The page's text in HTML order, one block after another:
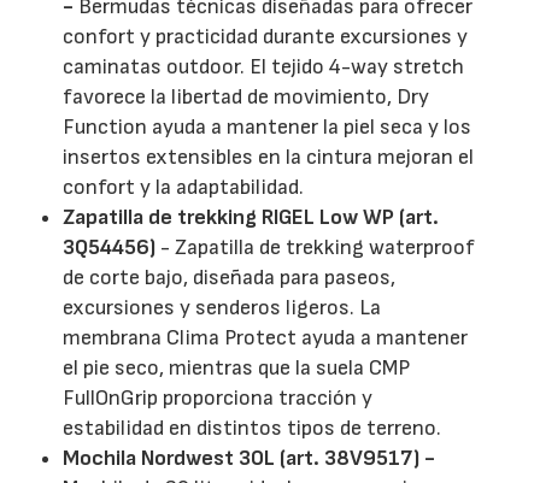
- Bermudas técnicas diseñadas para ofrecer
confort y practicidad durante excursiones y
caminatas outdoor. El tejido 4-way stretch
favorece la libertad de movimiento, Dry
Function ayuda a mantener la piel seca y los
insertos extensibles en la cintura mejoran el
confort y la adaptabilidad.
Zapatilla de trekking RIGEL Low WP (art.
3Q54456) - Zapatilla de trekking waterproof
de corte bajo, diseñada para paseos,
excursiones y senderos ligeros. La
membrana Clima Protect ayuda a mantener
el pie seco, mientras que la suela CMP
FullOnGrip proporciona tracción y
estabilidad en distintos tipos de terreno.
Mochila Nordwest 30L (art. 38V9517) -